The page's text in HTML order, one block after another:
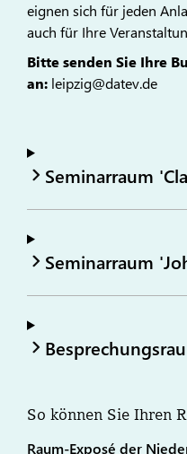
eignen sich für jeden
auch für Ihre
Bitte senden Sie Ihre
an: leipzig@datev.de
Seminarraum
Seminarraum
So können Sie Ihren
Raum-Exposé der